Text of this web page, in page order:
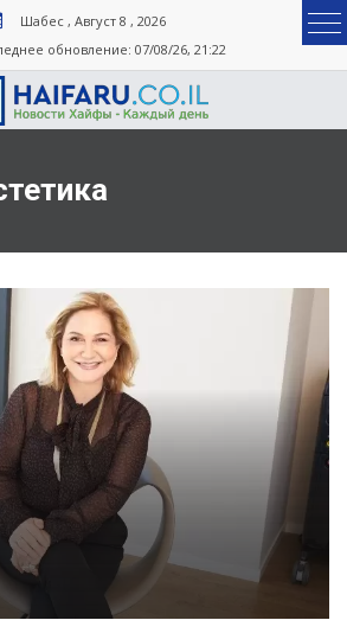
Шабес , Август 8 , 2026
обновление: 07/08/26, 21:22